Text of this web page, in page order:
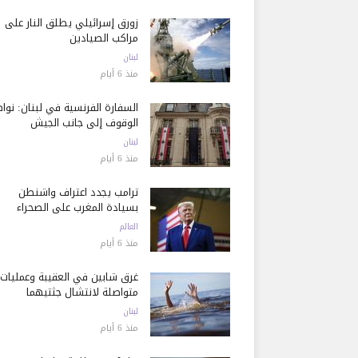
زورق إسرائيلي يطلق النار على
مراكب الصيادين
لبنان
منذ 6 أيام
السفارة الفرنسية في لبنان:
الوقوف إلى جانب الجيش
لبنان
منذ 6 أيام
ترامب يجدد اعتراف واشنطن
بسيادة المغرب على الصحراء
العالم
منذ 6 أيام
غرق شابين في العقيبة وعمليات
متواصلة لانتشال جثتيهما
لبنان
منذ 6 أيام